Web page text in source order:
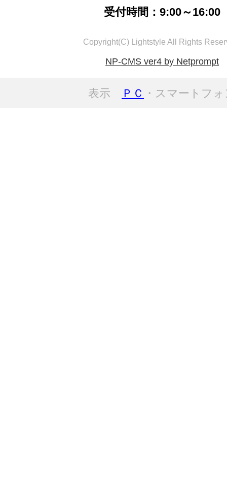
受付時間：9:00～16:00
Copyright(C) Lightstyle All Rights
NP-CMS ver4 by Netprompt
表示 ＰＣ ・スマートフ